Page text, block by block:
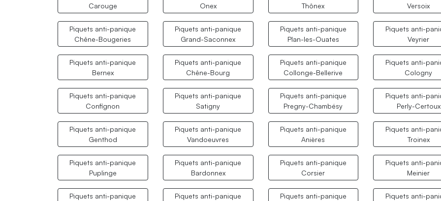
Carouge
Onex
Thônex
Versoix
Piquets anti-panique
Chêne-Bougeries
Piquets anti-panique
Grand-Saconnex
Piquets anti-panique
Plan-les-Ouates
Piquets anti-
Veyrier
Piquets anti-panique
Bernex
Piquets anti-panique
Chêne-Bourg
Piquets anti-panique
Collonge-Bellerive
Piquets anti-
Cologny
Piquets anti-panique
Confignon
Piquets anti-panique
Satigny
Piquets anti-panique
Pregny-Chambésy
Piquets anti-
Perly-Certoux
Piquets anti-panique
Genthod
Piquets anti-panique
Vandoeuvres
Piquets anti-panique
Anières
Piquets anti-
Troinex
Piquets anti-panique
Puplinge
Piquets anti-panique
Bardonnex
Piquets anti-panique
Corsier
Piquets anti-
Meinier
Piquets anti-panique
Piquets anti-panique
Piquets anti-panique
Piquets anti-